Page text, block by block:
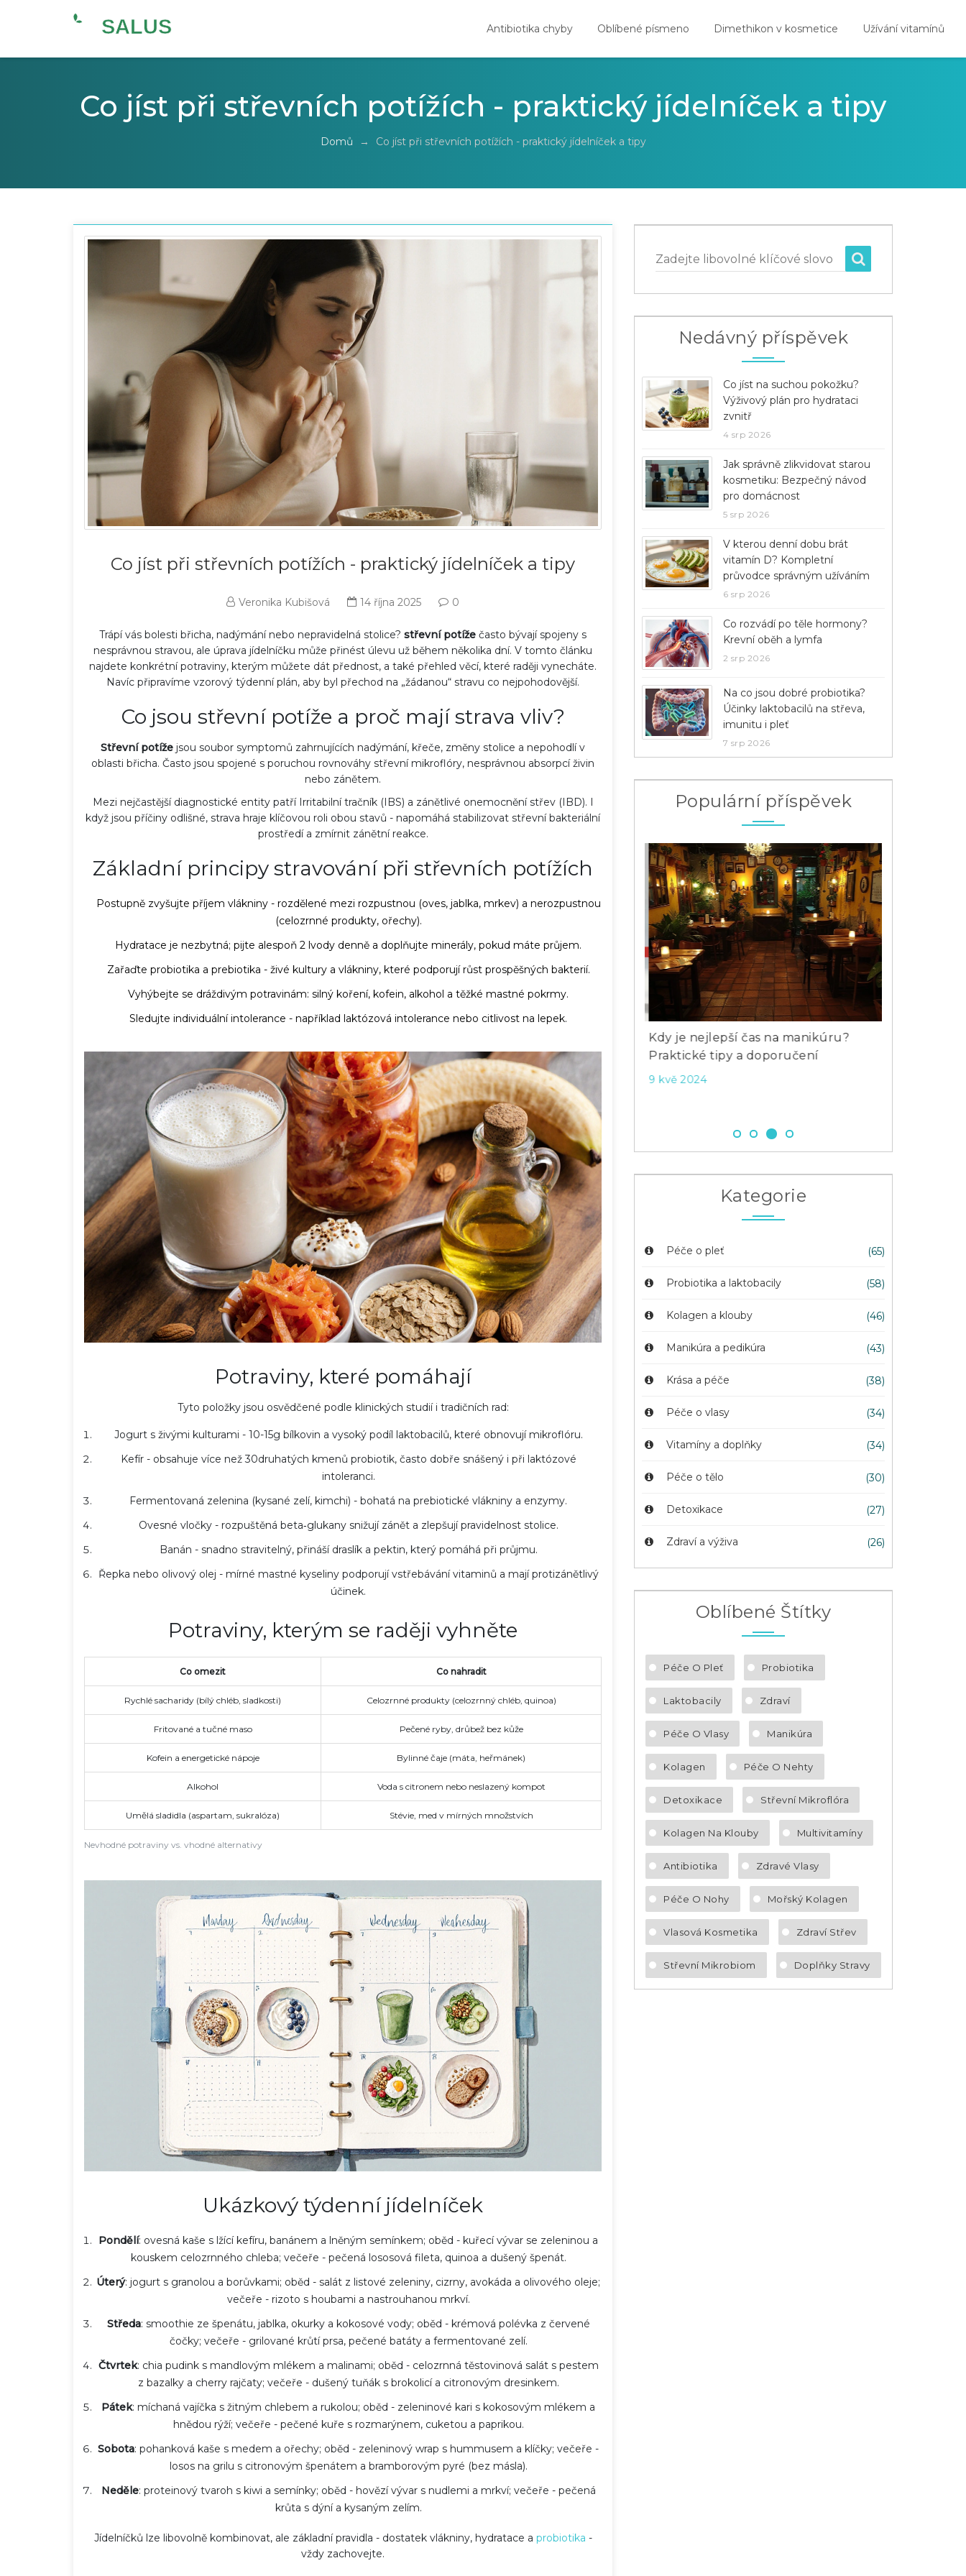
Antibiotika chyby Oblíbené písmeno Dimethikon v kosmetice Užívání vitamínů
Co jíst při střevních potížích - praktický jídelníček a tipy
Domů → Co jíst při střevních potížích - praktický jídelníček a tipy
Co jíst při střevních potížích - praktický jídelníček a tipy
Veronika Kubišová 14 října 2025 0
Trápí vás bolesti břicha, nadýmání nebo nepravidelná stolice? střevní potíže často bývají spojeny s
nesprávnou stravou, ale úprava jídelníčku může přinést úlevu už během několika dní. V tomto článku
najdete konkrétní potraviny, kterým můžete dát přednost, a také přehled věcí, které raději vynecháte.
Navíc připravíme vzorový týdenní plán, aby byl přechod na „žádanou“ stravu co nejpohodovější.
Co jsou střevní potíže a proč mají strava vliv?
Střevní potíže jsou soubor symptomů zahrnujících nadýmání, křeče, změny stolice a nepohodlí v
oblasti břicha. Často jsou spojené s poruchou rovnováhy střevní mikroflóry, nesprávnou absorpcí živin
nebo zánětem.
Mezi nejčastější diagnostické entity patří Irritabilní tračník (IBS) a zánětlivé onemocnění střev (IBD). I
když jsou příčiny odlišné, strava hraje klíčovou roli obou stavů - napomáhá stabilizovat střevní bakteriální
prostředí a zmírnit zánětní reakce.
Základní principy stravování při střevních potížích
Postupně zvyšujte příjem vlákniny- rozdělené mezi rozpustnou (oves, jablka, mrkev) a nerozpustnou
(celozrnné produkty, ořechy).
Hydratace je nezbytná; pijte alespoň 2 lvody denně a doplňujte minerály, pokud máte průjem.
Zařaďte probiotika a prebiotika - živé kultury a vlákniny, které podporují růst prospěšných bakterií.
Vyhýbejte se dráždivým potravinám: silný koření, kofein, alkohol a těžké mastné pokrmy.
Sledujte individuální intolerance - například laktózová intolerance nebo citlivost na lepek.
Potraviny, které pomáhají
Tyto položky jsou osvědčené podle klinických studií i tradičních rad:
Jogurt s živými kulturami - 10-15g bílkovin a vysoký podíl laktobacilů, které obnovují mikroflóru.
Kefír- obsahuje více než 30druhatých kmenů probiotik, často dobře snášený i při laktózové
intoleranci.
Fermentovaná zelenina (kysané zelí, kimchi) - bohatá na prebiotické vlákniny a enzymy.
Ovesné vločky- rozpuštěná beta‑glukany snižují zánět a zlepšují pravidelnost stolice.
Banán - snadno stravitelný, přináší draslík a pektin, který pomáhá při průjmu.
Řepka nebo olivový olej - mírné mastné kyseliny podporují vstřebávání vitaminů a mají protizánětlivý
účinek.
Potraviny, kterým se raději vyhněte
Nevhodné potraviny vs. vhodné alternativy
Co omezit Co nahradit
Rychlé sacharidy (bílý chléb, sladkosti) Celozrnné produkty (celozrnný chléb, quinoa)
Fritované a tučné maso Pečené ryby, drůbež bez kůže
Kofein a energetické nápoje Bylinné čaje (máta, heřmánek)
Alkohol Voda s citronem nebo neslazený kompot
Umělá sladidla (aspartam, sukralóza) Stévie, med v mírných množstvích
Ukázkový týdenní jídelníček
Pondělí: ovesná kaše s lžící kefíru, banánem a lněným semínkem; oběd - kuřecí vývar se zeleninou a
kouskem celozrnného chleba; večeře - pečená lososová fileta, quinoa a dušený špenát.
Úterý: jogurt s granolou a borůvkami; oběd - salát z listové zeleniny, cizrny, avokáda a olivového oleje;
večeře - rizoto s houbami a nastrouhanou mrkví.
Středa: smoothie ze špenátu, jablka, okurky a kokosové vody; oběd - krémová polévka z červené
čočky; večeře - grilované krůtí prsa, pečené batáty a fermentované zelí.
Čtvrtek: chia pudink s mandlovým mlékem a malinami; oběd - celozrnná těstovinová salát s pestem
z bazalky a cherry rajčaty; večeře - dušený tuňák s brokolicí a citronovým dresinkem.
Pátek: míchaná vajíčka s žitným chlebem a rukolou; oběd - zeleninové kari s kokosovým mlékem a
hnědou rýží; večeře - pečené kuře s rozmarýnem, cuketou a paprikou.
Sobota: pohanková kaše s medem a ořechy; oběd - zeleninový wrap s hummusem a klíčky; večeře -
losos na grilu s citronovým špenátem a bramborovým pyré (bez másla).
Neděle: proteinový tvaroh s kiwi a semínky; oběd - hovězí vývar s nudlemi a mrkví; večeře - pečená
krůta s dýní a kysaným zelím.
Jídelníčků lze libovolně kombinovat, ale základní pravidla - dostatek vlákniny, hydratace a probiotika -
vždy zachovejte.
Zadejte libovolné klíčové slovo
Nedávný příspěvek
Co jíst na suchou pokožku?
Výživový plán pro hydrataci
zvnitř
4 srp 2026
Jak správně zlikvidovat starou
kosmetiku: Bezpečný návod
pro domácnost
5 srp 2026
V kterou denní dobu brát
vitamín D? Kompletní
průvodce správným užíváním
6 srp 2026
Co rozvádí po těle hormony?
Krevní oběh a lymfa
2 srp 2026
Na co jsou dobré probiotika?
Účinky laktobacilů na střeva,
imunitu i pleť
7 srp 2026
Populární příspěvek
čas přestat?
21 dub 2026
Správné kombinace a nebezpečné
směsi
27 led 2026
Kdy je nejlepší čas na manikúru?
Praktické tipy a doporučení
9 kvě 2024
Kategorie
Péče o pleť (65)
Probiotika a laktobacily (58)
Kolagen a klouby (46)
Manikúra a pedikúra (43)
Krása a péče (38)
Péče o vlasy (34)
Vitamíny a doplňky (34)
Péče o tělo (30)
Detoxikace (27)
Zdraví a výživa (26)
Oblíbené Štítky
Péče O Pleť Probiotika
Laktobacily Zdraví
Péče O Vlasy Manikúra
Kolagen Péče O Nehty
Detoxikace Střevní Mikroflóra
Kolagen Na Klouby Multivitamíny
Antibiotika Zdravé Vlasy
Péče O Nohy Mořský Kolagen
Vlasová Kosmetika Zdraví Střev
Střevní Mikrobiom Doplňky Stravy